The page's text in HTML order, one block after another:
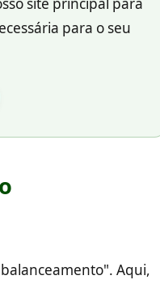
site principal para
para o seu
Aqui,